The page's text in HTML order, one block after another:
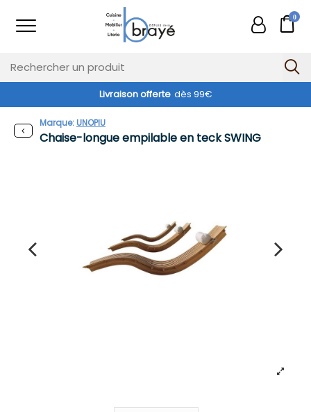
0
Livraison offerte dès 99€
Exclusivité web !
Chaise-longue empilable en teck SWING
Marque:UNOPIU